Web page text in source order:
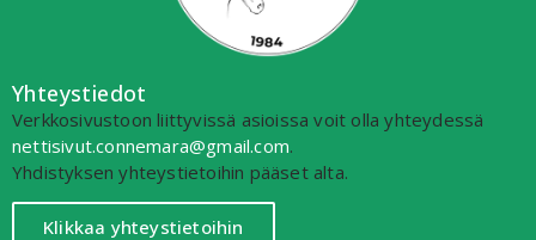
Yhteystiedot
Verkkosivustoon liittyvissä asioissa voit olla yhteydessä
nettisivut.connemara@gmail.com.
Yhdistyksen yhteystietoihin pääset alta.
Klikkaa yhteystietoihin